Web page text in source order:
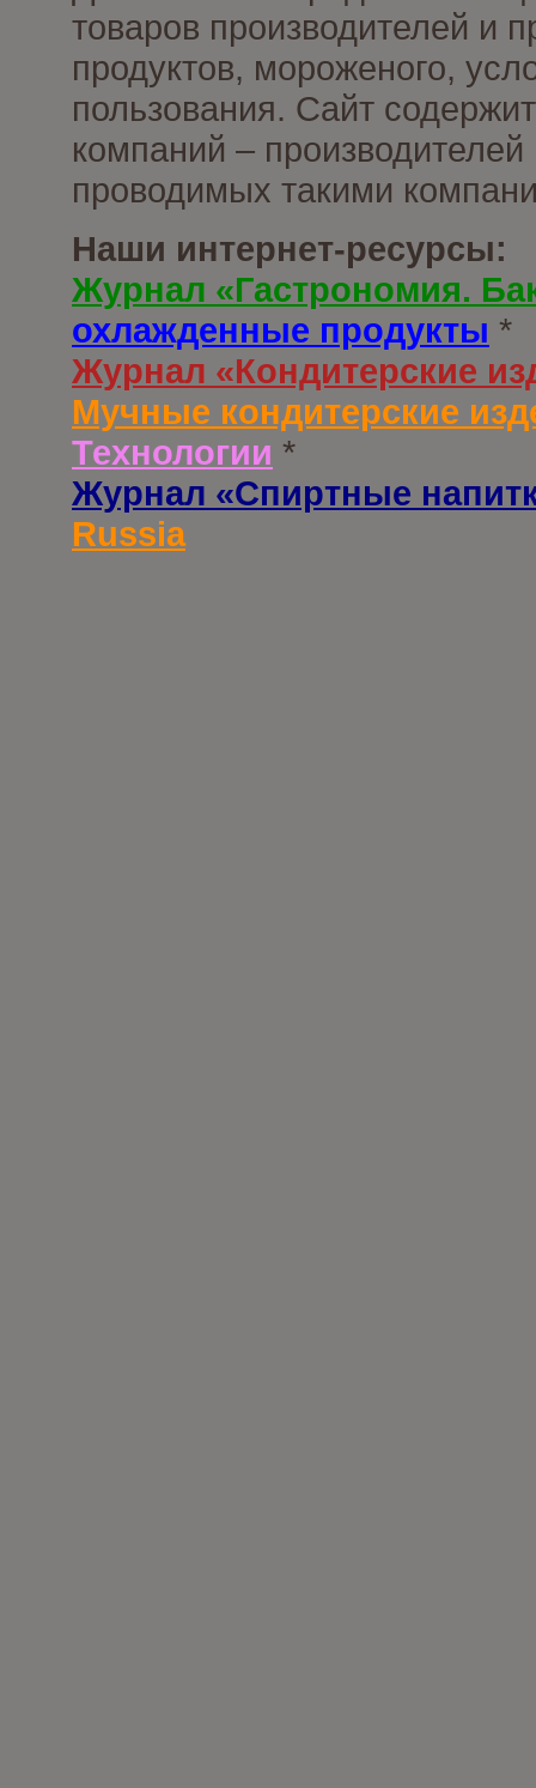
товаров производителей и
продуктов, мороженого,
пользования. Сайт
компаний –
проводимых такими
Наши интернет-ресурсы:
Журнал «Гастрономия.
охлажденные продукты *
Журнал «Кондитерские
Мучные кондитерские
Технологии *
Журнал «Спиртные
Russia